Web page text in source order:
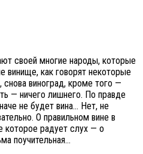
своей многие народы, которые
винище, как говорят некоторые
виноград, кроме того —
— ничего лишнего. По правде
не будет вина… Нет, не
О правильном вине в
которое радует слух — о
поучительная…